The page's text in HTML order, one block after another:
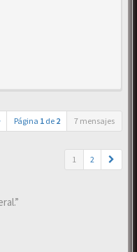
Página 1 de 2 7 mensajes
1 2